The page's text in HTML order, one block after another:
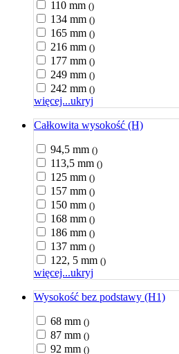
110 mm ()
134 mm ()
165 mm ()
216 mm ()
177 mm ()
249 mm ()
242 mm ()
więcej...ukryj
Całkowita wysokość (H)
94,5 mm ()
113,5 mm ()
125 mm ()
157 mm ()
150 mm ()
168 mm ()
186 mm ()
137 mm ()
122, 5 mm ()
więcej...ukryj
Wysokość bez podstawy (H1)
68 mm ()
87 mm ()
92 mm ()